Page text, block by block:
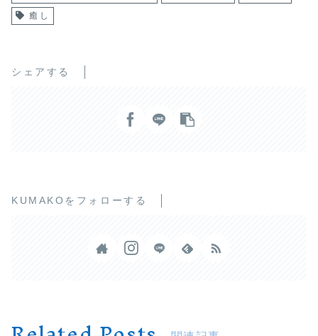
癒し
シェアする
KUMAKOをフォローする